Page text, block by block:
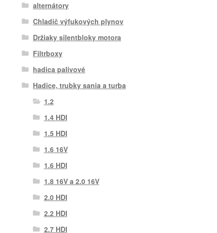
alternátory
Chladič výfukových plynov
Držiaky silentbloky motora
Filtrboxy
hadica palivové
Hadice, trubky sania a turba
1.2
1.4 HDI
1.5 HDI
1.6 16V
1.6 HDI
1.8 16V a 2.0 16V
2.0 HDI
2.2 HDI
2.7 HDI